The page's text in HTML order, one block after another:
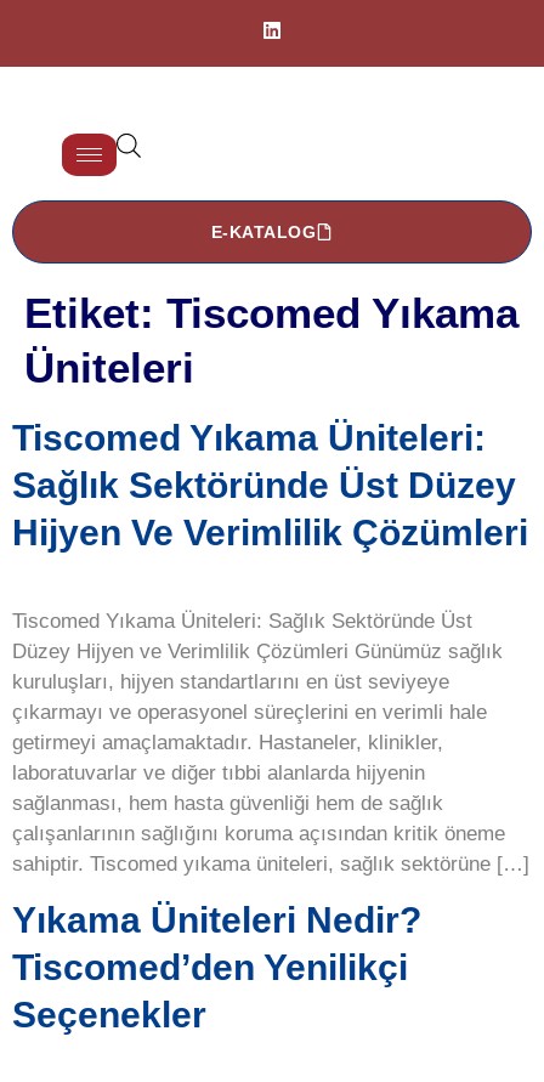
E-KATALOG
Etiket: Tiscomed Yıkama
Üniteleri
Tiscomed Yıkama Üniteleri:
Sağlık Sektöründe Üst Düzey
Hijyen Ve Verimlilik Çözümleri
Tiscomed Yıkama Üniteleri: Sağlık Sektöründe Üst
Düzey Hijyen ve Verimlilik Çözümleri Günümüz sağlık
kuruluşları, hijyen standartlarını en üst seviyeye
çıkarmayı ve operasyonel süreçlerini en verimli hale
getirmeyi amaçlamaktadır. Hastaneler, klinikler,
laboratuvarlar ve diğer tıbbi alanlarda hijyenin
sağlanması, hem hasta güvenliği hem de sağlık
çalışanlarının sağlığını koruma açısından kritik öneme
sahiptir. Tiscomed yıkama üniteleri, sağlık sektörüne […]
Yıkama Üniteleri Nedir?
Tiscomed’den Yenilikçi
Seçenekler